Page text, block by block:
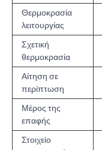
Θερμοκρασία
λειτουργίας
Σχετική
θερμοκρασία
Αίτηση σε
περίπτωση
Μέρος της
επαφής
Στοιχείο